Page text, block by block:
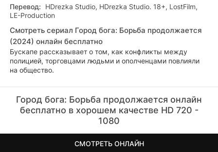
Перевод:
HDrezka Studio, HDrezka Studio. 18+, LostFilm,
LE-Production
Смотреть сериал Город бога: Борьба продолжается
(2024) онлайн бесплатно
Бускапе рассказывает о том, как конфликты между
полицией, торговцами людьми и ополченцами повлияли
на общество.
Город бога: Борьба продолжается онлайн
бесплатно в хорошем качестве HD 720 -
1080
СМОТРЕТЬ ОНЛАЙН